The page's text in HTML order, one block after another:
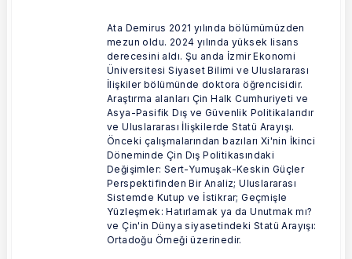
Ata Demirus 2021 yılında bölümümüzden
mezun oldu. 2024 yılında yüksek lisans
derecesini aldı. Şu anda İzmir Ekonomi
Üniversitesi Siyaset Bilimi ve Uluslararası
İlişkiler bölümünde doktora öğrencisidir.
Araştırma alanları Çin Halk Cumhuriyeti ve
Asya-Pasifik Dış ve Güvenlik Politikalarıdır
ve Uluslararası İlişkilerde Statü Arayışı.
Önceki çalışmalarından bazıları Xi'nin İkinci
Döneminde Çin Dış Politikasındaki
Değişimler: Sert-Yumuşak-Keskin Güçler
Perspektifinden Bir Analiz; Uluslararası
Sistemde Kutup ve İstikrar; Geçmişle
Yüzleşmek: Hatırlamak ya da Unutmak mı?
ve Çin'in Dünya siyasetindeki Statü Arayışı:
Ortadoğu Örneği üzerinedir.